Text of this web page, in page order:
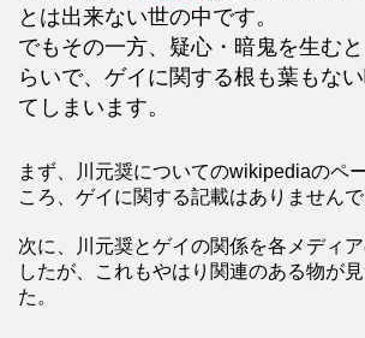
とは出来ない世の中です。
でもその一方、疑心・暗鬼を生む
らいで、ゲイに関する根も葉もな
てしまいます。
まず、川元奨についてのwikipediaのペ
ころ、ゲイに関する記載はありませんで
次に、川元奨とゲイの関係を各メディ
したが、これもやはり関連のある物が
た。